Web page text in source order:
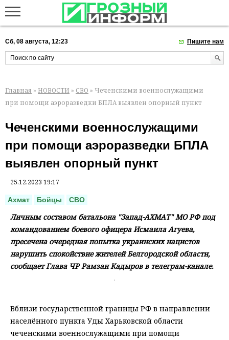
Сб, 08 августа, 12:23 Пишите нам
Главная » НОВОСТИ » СВО » Чеченскими военнослужащими
при помощи аэроразведки БПЛА выявлен опорный пункт
Чеченскими военнослужащими
при помощи аэроразведки БПЛА
выявлен опорный пункт
25.12.2023 19:17
Ахмат Бойцы СВО
Личным составом батальона "Запад-АХМАТ" МО РФ под
командованием боевого офицера Исмаила Агуева,
пресечена очередная попытка украинских нацистов
нарушить спокойствие жителей Белгородской области,
сообщает Глава ЧР Рамзан Кадыров в телеграм-канале.
Вблизи государственной границы РФ в направлении
населённого пункта Уды Харьковской области
чеченскими военнослужащими при помощи